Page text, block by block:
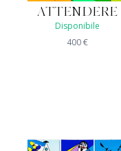
ATTENDERE
Disponibile
400€